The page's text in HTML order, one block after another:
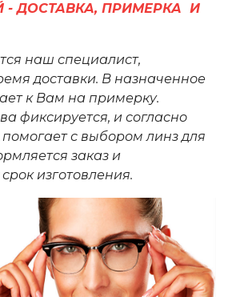
- ДОСТАВКА, ПРИМЕРКА И
наш специалист,
доставки. В назначенное
к Вам на примерку.
фиксируется, и согласно
с выбором линз для
заказ и
изготовления.